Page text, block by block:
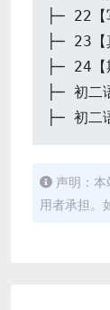
├─ 22【
├─ 23
├─ 24【
├─ 初
├─ 初
声明：
用者承担。